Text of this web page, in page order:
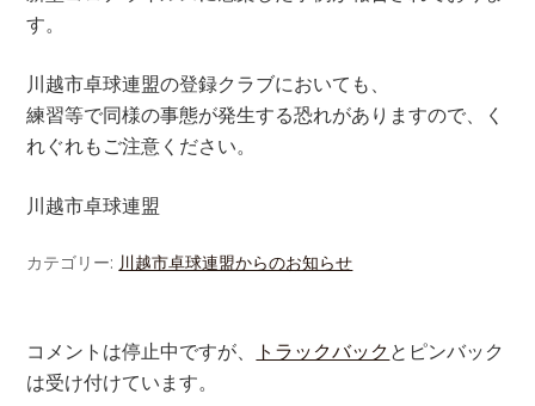
す。
川越市卓球連盟の登録クラブにおいても、
練習等で同様の事態が発生する恐れがありますので、く
れぐれもご注意ください。
川越市卓球連盟
カテゴリー: 川越市卓球連盟からのお知らせ
コメントは停止中ですが、 トラックバックとピンバック
は受け付けています。